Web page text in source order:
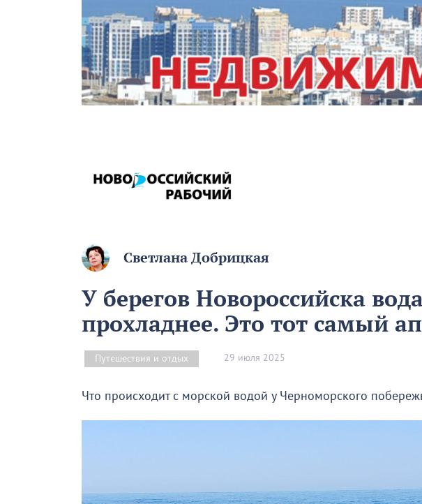
Светлана Добрицкая
У берегов Новороссийска
прохладнее. Это тот самый
Путешествия и отдых 29 июля 2025
Что происходит с морской водой у Черноморского